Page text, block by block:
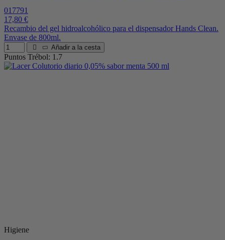
017791
17,80 €
Recambio del gel hidroalcohólico para el dispensador Hands Clean.
Envase de 800ml.
Añadir a la cesta
Puntos Trébol: 1.7
Higiene